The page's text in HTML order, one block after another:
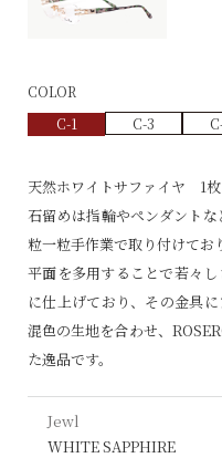
COLOR
C-1 C-3
天然ホワイトサファイヤ 1
石留めは指輪やペンダント
粒一粒手作業で取り付けてお
平面を多用することで若々
に仕上げており、その金具
混色の生地を合わせ、
た逸品です。
Jewl
WHITE SAPPHIRE